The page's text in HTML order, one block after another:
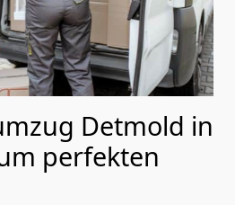
Detmold in
perfekten